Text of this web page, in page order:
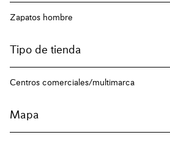
Zapatos hombre
Tipo de tienda
Centros comerciales/multimarca
Mapa